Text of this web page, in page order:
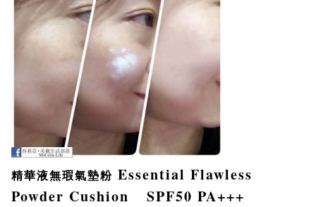
精華液無瑕氣墊粉 Essential Flawless
Powder Cushion SPF50 PA+++